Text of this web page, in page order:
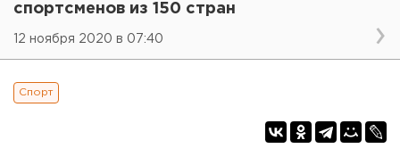
спортсменов из 150 стран
12 ноября 2020 в 07:40
Спорт